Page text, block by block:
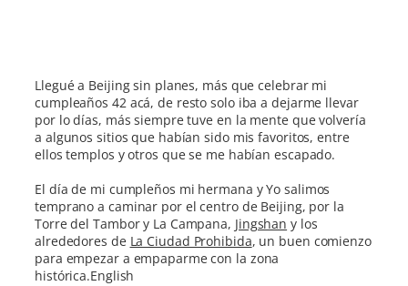
Llegué a Beijing sin planes, más que celebrar mi
cumpleaños 42 acá, de resto solo iba a dejarme llevar
por lo días, más siempre tuve en la mente que volvería
a algunos sitios que habían sido mis favoritos, entre
ellos templos y otros que se me habían escapado.
El día de mi cumpleños mi hermana y Yo salimos
temprano a caminar por el centro de Beijing, por la
Torre del Tambor y La Campana, Jingshan y los
alrededores de La Ciudad Prohibida, un buen comienzo
para empezar a empaparme con la zona
histórica.English